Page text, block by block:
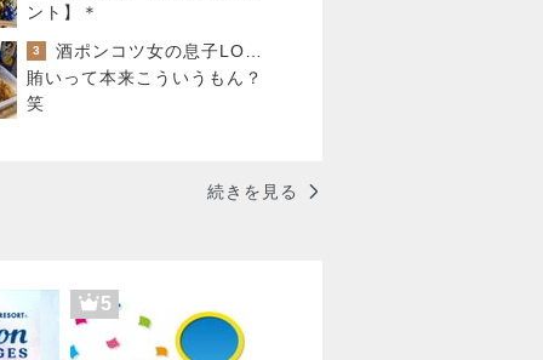
ント】＊
3
賄いって本来こういうもん？
笑
続きを見る
5